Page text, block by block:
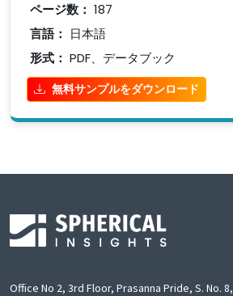
ページ数： 187
言語： 日本語
形式： PDF、データブック
無料サンプルをダウンロード
Office No 2, 3rd Floor, Prasanna Pride, S. No. 8,